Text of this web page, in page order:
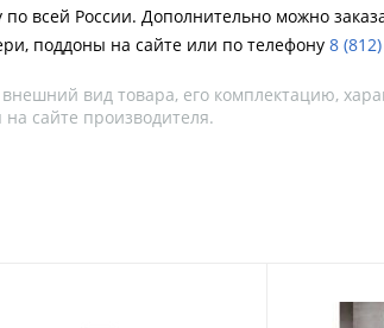
всей России. Дополнительно можно
поддоны на сайте или по телефону 8
вид товара, его комплектацию,
сайте производителя.